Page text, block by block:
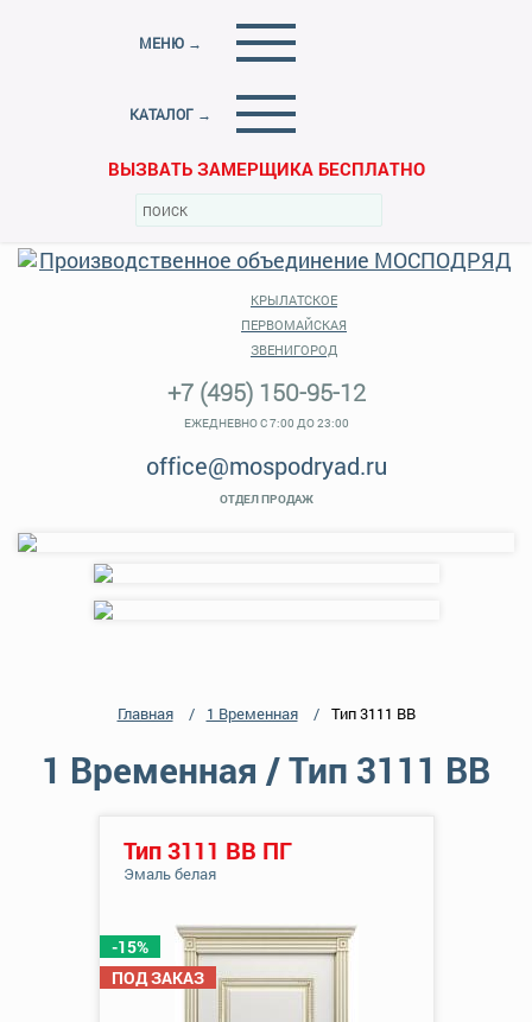
МЕНЮ →
КАТАЛОГ →
ВЫЗВАТЬ ЗАМЕРЩИКА БЕСПЛАТНО
КРЫЛАТСКОЕ
ПЕРВОМАЙСКАЯ
ЗВЕНИГОРОД
+7 (495) 150-95-12
ЕЖЕДНЕВНО С 7:00 ДО 23:00
office@mospodryad.ru
ОТДЕЛ ПРОДАЖ
Главная 1 Временная Тип 3111 ВВ
1 Временная / Тип 3111 ВВ
-15%
ПОД ЗАКАЗ
Тип 3111 ВВ ПГ
Эмаль белая